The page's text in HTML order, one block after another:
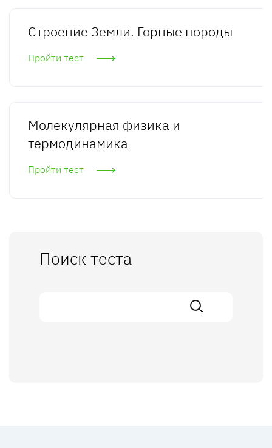
Строение Земли. Горные породы
Пройти тест
Молекулярная физика и
термодинамика
Пройти тест
Поиск теста